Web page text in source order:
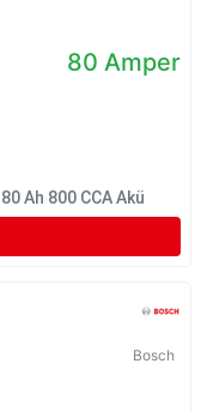
80 Amper
Ah 800 CCA Akü
Bosch